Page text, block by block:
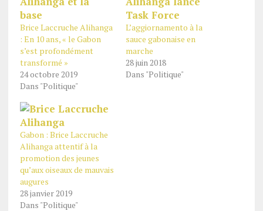
Brice Laccruche Alihanga
: En 10 ans, « le Gabon
s’est profondément
transformé »
24 octobre 2019
Dans "Politique"
L’aggiornamento à la
sauce gabonaise en
marche
28 juin 2018
Dans "Politique"
Gabon : Brice Laccruche
Alihanga attentif à la
promotion des jeunes
qu’aux oiseaux de mauvais
augures
28 janvier 2019
Dans "Politique"